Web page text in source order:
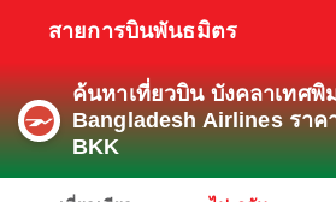
สายการบินพันธมิตร
ค้นหาเที่ยวบิน บังคลาเทศพิ
Bangladesh Airlines ราค
BKK